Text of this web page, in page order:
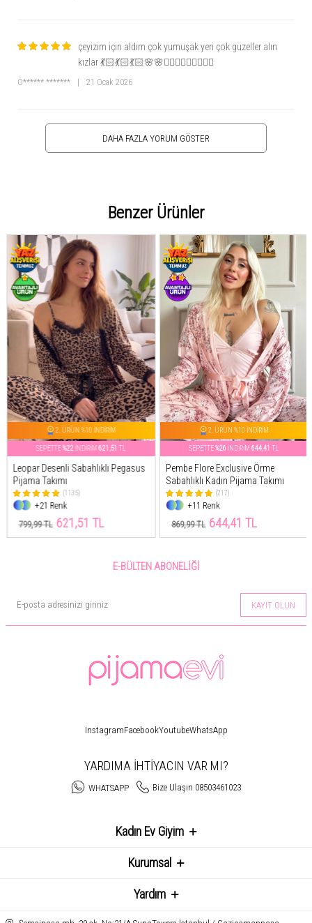
çeyizim için aldım çok yumuşak yeri çok güzeller alın
kızlar 💃🏻💃🏻💃🏻🌸🌸🧘🏻‍♀️🧘🏻‍♀️🧘🏻‍♀️
Ö****** ******* 21 Ocak 2026
DAHA FAZLA YORUM GÖSTER
Benzer Ürünler
2. ÜRÜN %10 İNDİRİM
SEPETTE%22İNDİRİM621,51 TL
Leopar Desenli Sabahlıklı Pegasus
Pijama Takımı
(1135)
+21 Renk
799,99 TL 621,51 TL
2. ÜRÜN %10 İNDİRİM
SEPETTE%26İNDİRİM 644,41TL
Pembe Flore Exclusive Örme
Sabahlıklı Kadın Pijama Takımı
(217)
+11 Renk
869,99 TL 644,41 TL
E-BÜLTEN ABONELIĞI
KAYIT OLUN
InstagramFacebookYoutubeWhatsApp
YARDIMA İHTİYACIN VAR MI?
WHATSAPP Bize Ulaşın 08503461023
Kadın Ev Giyim
Kurumsal
Yardım